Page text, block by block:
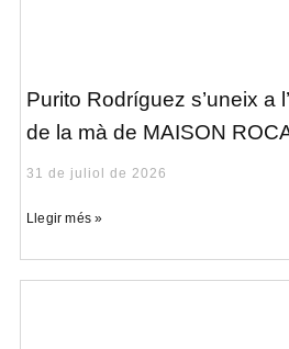
Purito Rodríguez s’uneix a
de la mà de MAISON
31 de juliol de 2026
Llegir més »